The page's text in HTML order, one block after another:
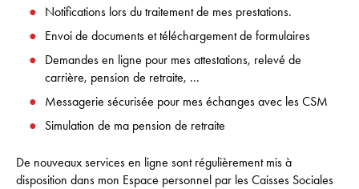
Notifications lors du traitement de mes prestations.
Envoi de documents et téléchargement de formulaires
Demandes en ligne pour mes attestations, relevé de
carrière, pension de retraite, ...
Messagerie sécurisée pour mes échanges avec les CSM
Simulation de ma pension de retraite
De nouveaux services en ligne sont régulièrement mis à
disposition dans mon Espace personnel par les Caisses Sociales